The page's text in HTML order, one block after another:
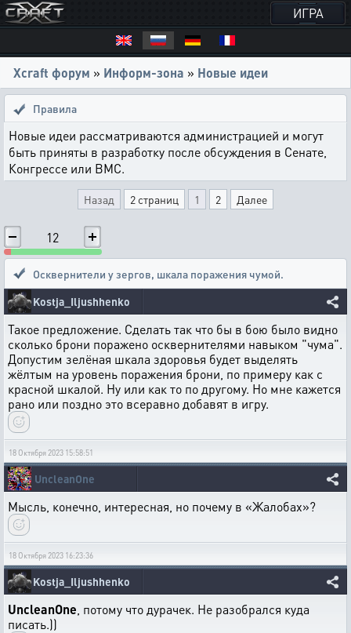
ИГРА
Xcraft форум » Информ-зона » Новые идеи
Правила
Новые идеи рассматриваются администрацией и могут
быть приняты в разработку после обсуждения в Сенате,
Конгрессе или ВМС.
Назад 2 страниц 1 2 Далее
12
Осквернители у зергов, шкала поражения чумой.
Kostja_Iljushhenko
Такое предложение. Сделать так что бы в бою было видно
сколько брони поражено осквернителями навыком "чума".
Допустим зелёная шкала здоровья будет выделять
жёлтым на уровень поражения брони, по примеру как с
красной шкалой. Ну или как то по другому. Но мне кажется
рано или поздно это всеравно добавят в игру.
18 Октября 2023 15:58:51
UncleanOne
Мысль, конечно, интересная, но почему в «Жалобах»?
18 Октября 2023 16:23:36
Kostja_Iljushhenko
UncleanOne , потому что дурачек. Не разобрался куда
писать.))